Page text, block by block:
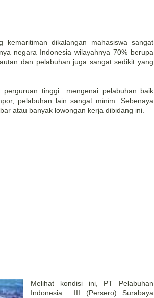
kemaritiman dikalangan mahasiswa sangat
negara Indonesia wilayahnya 70% berupa
dan pelabuhan juga sangat sedikit yang
perguruan tinggi mengenai pelabuhan baik
pelabuhan lain sangat minim. Sebenaya
atau banyak lowongan kerja dibidang ini.
Melihat kondisi ini, PT Pelabuhan
Indonesia III (Persero) Surabaya